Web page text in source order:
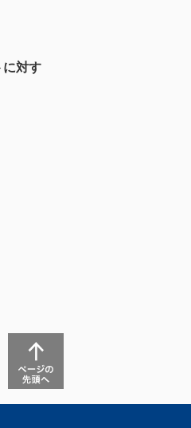
に対す